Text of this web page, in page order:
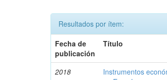
Resultados por ítem:
Fecha de
publicación
Título
2018
Instrumentos